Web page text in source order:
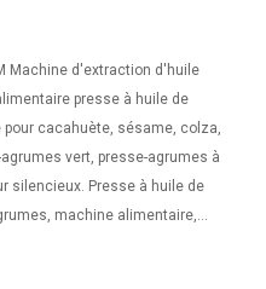
Machine d'extraction d'huile
presse à huile de
cacahuète, sésame, colza,
vert, presse-agrumes à
silencieux. Presse à huile de
machine alimentaire,
fabricant / fournisseur de